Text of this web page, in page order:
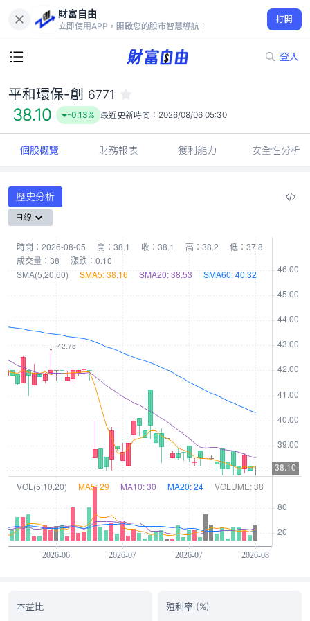
財富自由
立即使用APP，開啟您的股市智慧導航！
打開
登入
38.10
-0.13%
平和環保-創 6771
38.10 -0.13% 最近更新時間： 2026/08/06 05:30
個股概覽 財務報表 獲利能力 安全性分析
歷史分析
日線
本益比 殖利率 (%)